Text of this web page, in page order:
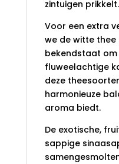
zintuigen prikkelt.
Voor een extra
we de witte thee
bekendstaat om
fluweelachtige
deze
harmonieuze
aroma biedt.
De exotische,
sappige